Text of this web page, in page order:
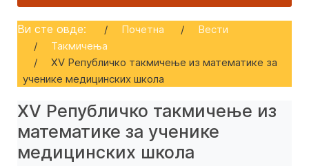
Ви сте овде: Почетна
Вести
Такмичења
XV Републичко такмичење из математике за
ученике медицинских школа
XV Републичко такмичење из
математике за ученике
медицинских школа